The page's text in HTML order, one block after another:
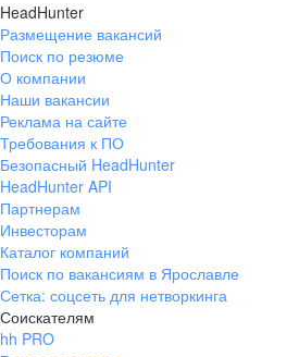
HeadHunter
Размещение вакансий
Поиск по резюме
О компании
Наши вакансии
Реклама на сайте
Требования к ПО
Безопасный HeadHunter
HeadHunter API
Партнерам
Инвесторам
Каталог компаний
Поиск по вакансиям в Ярославле
Сетка: соцсеть для нетворкинга
Соискателям
hh PRO